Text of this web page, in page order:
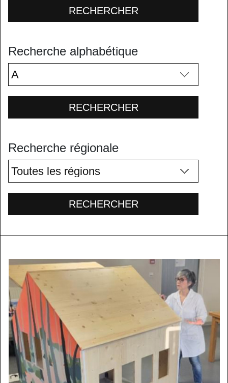
RECHERCHER
Recherche alphabétique
RECHERCHER
Recherche régionale
RECHERCHER